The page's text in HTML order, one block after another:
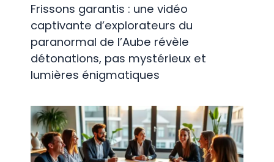
Frissons garantis : une vidéo
captivante d’explorateurs du
paranormal de l’Aube révèle
détonations, pas mystérieux et
lumières énigmatiques